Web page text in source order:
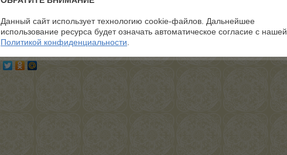
Данный сайт использует технологию cookie-файлов. Дальнейшее
использование ресурса будет означать автоматическое согласие с нашей
Политикой конфиденциальности